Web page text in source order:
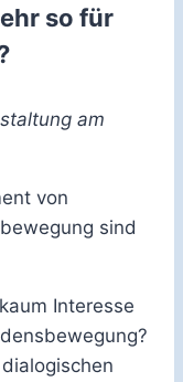
so für
am
von
sind
Interesse